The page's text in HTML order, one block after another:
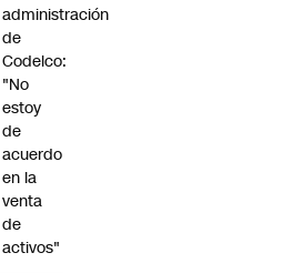
administración
de
Codelco:
"No
estoy
de
acuerdo
en la
venta
de
activos"